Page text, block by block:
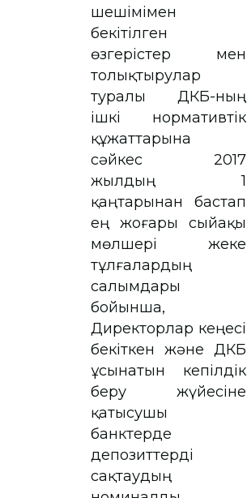
шешімімен
бекітілген
өзгерістер мен
толықтырулар
туралы ҚДКБҚ-ның
ішкі нормативтік
құжаттарына
сәйкес 2017
жылдың 1
қаңтарынан бастап
ең жоғары сыйақы
мөлшері жеке
тұлғалардың
салымдары
бойынша,
Директорлар кеңесі
бекіткен және ҚДКБҚ
ұсынатын кепілдік
беру жүйесіне
қатысушы
банктерде
депозиттерді
сақтаудың